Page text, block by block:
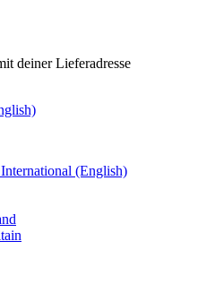
deiner Lieferadresse
International (English)